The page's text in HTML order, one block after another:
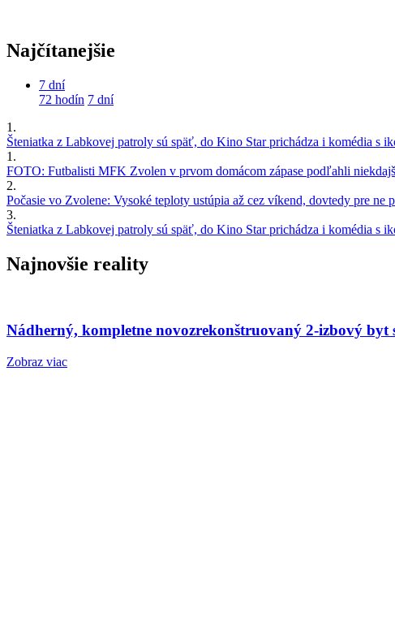
Najčítanejšie
7 dní
72 hodín 7 dní
1.
Šteniatka z Labkovej patroly sú späť, do Kino Star prichádza i komédia s
1.
FOTO: Futbalisti MFK Zvolen v prvom domácom zápase podľahli
2.
Počasie vo Zvolene: Vysoké teploty ustúpia až cez víkend, dovtedy pre ne
3.
Šteniatka z Labkovej patroly sú späť, do Kino Star prichádza i komédia s
Najnovšie reality
Nádherný, kompletne novozrekonštruovaný 2-izbový byt
Zobraz viac